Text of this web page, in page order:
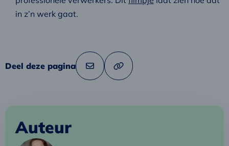
in z’n werk gaat.
Deel deze pagina
Deel
via
Link
naar
Auteur
Lees